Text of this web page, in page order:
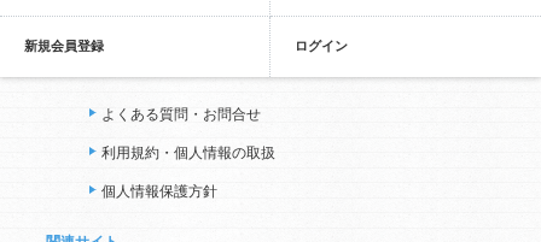
新規会員登録 ログイン
よくある質問・お問合せ
利用規約・個人情報の取扱
個人情報保護方針